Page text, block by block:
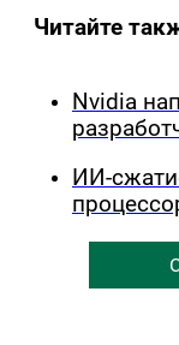
Читайте
Nvidia
ИИ-